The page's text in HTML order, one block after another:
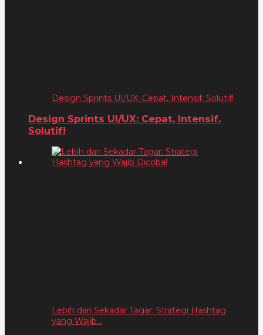
Design Sprints UI/UX: Cepat, Intensif, Solutif!
Design Sprints UI/UX: Cepat, Intensif,
Solutif!
Lebih dari Sekadar Tagar: Strategi Hashtag
yang Wajib...